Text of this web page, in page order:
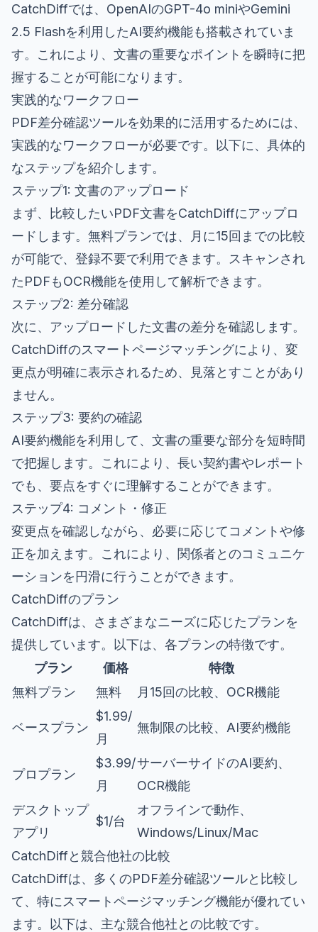
CatchDiffでは、OpenAIのGPT-4o miniやGemini
2.5 Flashを利用したAI要約機能も搭載されていま
す。これにより、文書の重要なポイントを瞬時に把
握することが可能になります。
実践的なワークフロー
PDF差分確認ツールを効果的に活用するためには、
実践的なワークフローが必要です。以下に、具体的
なステップを紹介します。
ステップ1: 文書のアップロード
まず、比較したいPDF文書をCatchDiffにアップロ
ードします。無料プランでは、月に15回までの比較
が可能で、登録不要で利用できます。スキャンされ
たPDFもOCR機能を使用して解析できます。
ステップ2: 差分確認
次に、アップロードした文書の差分を確認します。
CatchDiffのスマートページマッチングにより、変
更点が明確に表示されるため、見落とすことがあり
ません。
ステップ3: 要約の確認
AI要約機能を利用して、文書の重要な部分を短時間
で把握します。これにより、長い契約書やレポート
でも、要点をすぐに理解することができます。
ステップ4: コメント・修正
変更点を確認しながら、必要に応じてコメントや修
正を加えます。これにより、関係者とのコミュニケ
ーションを円滑に行うことができます。
CatchDiffのプラン
CatchDiffは、さまざまなニーズに応じたプランを
提供しています。以下は、各プランの特徴です。
プラン
価格
特徴
無料プラン
無料 月15回の比較、OCR機能
ベースプラン
$1.99/
月
無制限の比較、AI要約機能
プロプラン
$3.99/
月
サーバーサイドのAI要約、
OCR機能
デスクトップ
アプリ
$1/台
オフラインで動作、
Windows/Linux/Mac
CatchDiffと競合他社の比較
CatchDiffは、多くのPDF差分確認ツールと比較し
て、特にスマートページマッチング機能が優れてい
ます。以下は、主な競合他社との比較です。